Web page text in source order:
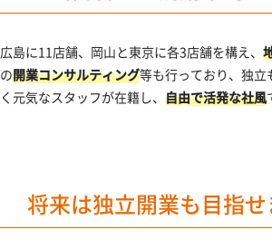
広島に11店舗、岡山と東京に各3店舗を構え、
の開業コンサルティング等も行っており、独立
く元気なスタッフが在籍し、 自由で活発な社風
将来は独立開業も目指